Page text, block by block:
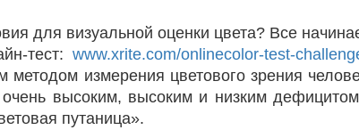
для визуальной оценки цвета? Все
тест: www.xrite.com/onlinecolor-test-
методом измерения цветового зрения
высоким, высоким и низким
путаница».